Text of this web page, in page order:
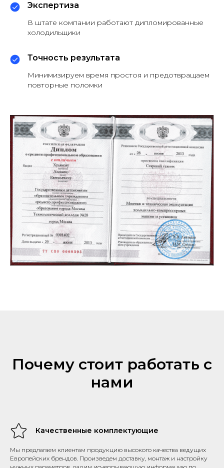
Экспертиза
В штате компании работают дипломированные
холодильщики
Точность результата
Минимизируем время простоя и предотвращаем
повторные поломки
Почему стоит работать с
нами
Качественные комплектующие
Мы предлагаем клиентам продукцию высокого качества ведущих
Европейских брендов. Произведем доставку, монтаж и настройку